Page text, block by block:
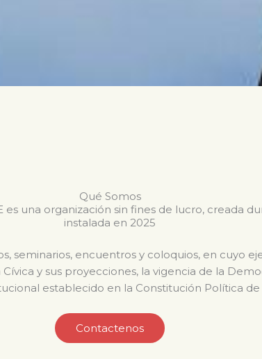
Qué Somos
es una organización sin fines de lucro, creada
instalada en 2025
seminarios, encuentros y coloquios, en cuyo
y sus proyecciones, la vigencia de la
establecido en la Constitución Política
Contactenos